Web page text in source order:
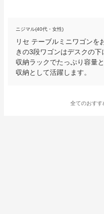
ニジマル(40代・女性)
リセ テーブルミニワゴンを
きの3段ワゴンはデスクの
収納ラックでたっぷり容量
収納として活躍します。
全てのおすす